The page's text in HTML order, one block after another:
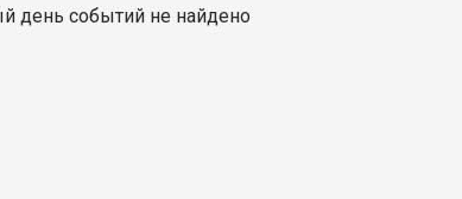
день событий не найдено